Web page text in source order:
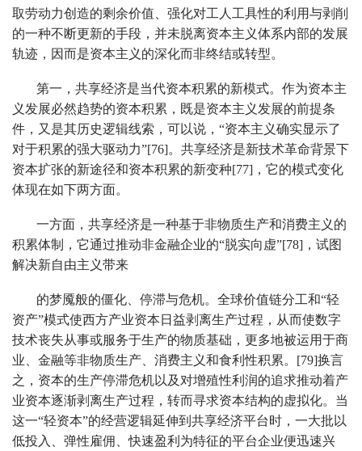
取劳动力创造的剩余价值、强化对工人工具性的利用与剥削
的一种不断更新的手段，并未脱离资本主义体系内部的发展
轨迹，因而是资本主义的深化而非终结或转型。
第一，共享经济是当代资本积累的新模式。作为资本主
义发展必然趋势的资本积累，既是资本主义发展的前提条
件，又是其历史逻辑线索，可以说，“资本主义确实显示了
对于积累的强大驱动力”[76]。共享经济是新技术革命背景下
资本扩张的新途径和资本积累的新变种[77]，它的模式变化
体现在如下两方面。
一方面，共享经济是一种基于非物质生产和消费主义的
积累体制，它通过推动非金融企业的“脱实向虚”[78]，试图
解决新自由主义带来
的梦魇般的僵化、停滞与危机。全球价值链分工和“轻
资产”模式使西方产业资本日益剥离生产过程，从而使数字
技术丧失从事或服务于生产的物质基础，更多地被运用于商
业、金融等非物质生产、消费主义和食利性积累。[79]换言
之，资本的生产停滞危机以及对增殖性利润的追求推动着产
业资本逐渐剥离生产过程，转而寻求资本结构的虚拟化。当
这一“轻资本”的经营逻辑延伸到共享经济平台时，一大批以
低投入、弹性雇佣、快速盈利为特征的平台企业便迅速兴